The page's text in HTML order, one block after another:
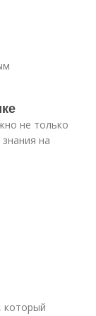
не только
на
который